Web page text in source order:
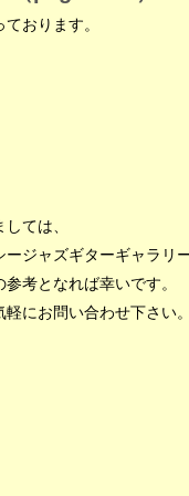
おります。
ては、
ジャズギターギャラリ
考となれば幸いです。
軽にお問い合わせ下さい。